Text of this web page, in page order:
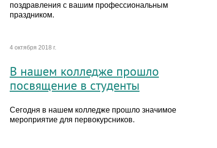
поздравления с вашим профессиональным
праздником.
4 октября 2018 г.
В нашем колледже прошло
посвящение в студенты
Сегодня в нашем колледже прошло значимое
мероприятие для первокурсников.